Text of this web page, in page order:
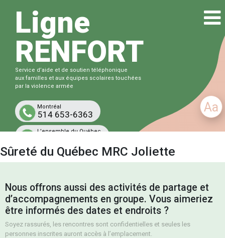
Aa
Ligne
RENFORT
Service d’aide et de soutien téléphonique
aux familles et aux équipes scolaires touchées
par la violence armée
Montréal
514 653-6363
L’ensemble du Québec
Gratuit et confidentiel
Sûreté du Québec MRC Joliette
Nous offrons aussi des activités de partage et
d’accompagnements en groupe. Vous aimeriez
être informés des dates et endroits ?
Soyez rassurés, les rencontres sont confidentielles et seules les
personnes inscrites auront accès à l’emplacement.